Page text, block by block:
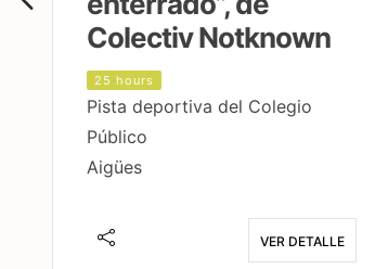
Colectiv Notknown
25 hours
Pista deportiva del Colegio
Público
Aigües
VER DETALLE